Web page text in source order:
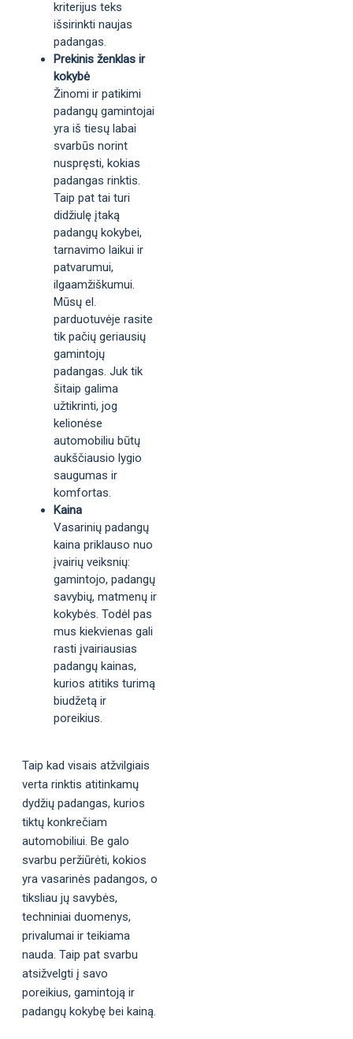
kriterijus teks
išsirinkti naujas
padangas.
Prekinis ženklas ir
kokybė
Žinomi ir patikimi
padangų gamintojai
yra iš tiesų labai
svarbūs norint
nuspręsti, kokias
padangas rinktis.
Taip pat tai turi
didžiulę įtaką
padangų kokybei,
tarnavimo laikui ir
patvarumui,
ilgaamžiškumui.
Mūsų el.
parduotuvėje rasite
tik pačių geriausių
gamintojų
padangas. Juk tik
šitaip galima
užtikrinti, jog
kelionėse
automobiliu būtų
aukščiausio lygio
saugumas ir
komfortas.
Kaina
Vasarinių padangų
kaina priklauso nuo
įvairių veiksnių:
gamintojo, padangų
savybių, matmenų ir
kokybės. Todėl pas
mus kiekvienas gali
rasti įvairiausias
padangų kainas,
kurios atitiks turimą
biudžetą ir
poreikius.
Taip kad visais atžvilgiais
verta rinktis atitinkamų
dydžių padangas, kurios
tiktų konkrečiam
automobiliui. Be galo
svarbu peržiūrėti, kokios
yra vasarinės padangos, o
tiksliau jų savybės,
techniniai duomenys,
privalumai ir teikiama
nauda. Taip pat svarbu
atsižvelgti į savo
poreikius, gamintoją ir
padangų kokybę bei kainą.